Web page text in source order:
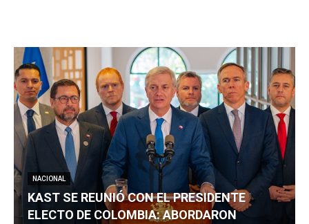
NACIONAL
KAST SE REUNIÓ CON EL PRESIDENTE
ELECTO DE COLOMBIA: ABORDARON